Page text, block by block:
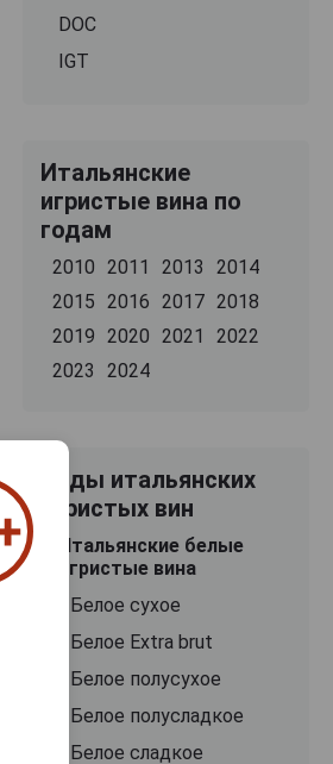
DOC
IGT
Итальянские
игристые вина по
годам
2010 2011 2013
2014
2015
2016 2017 2018
2019
2020 2021
2022
2023
2024
Виды итальянских
игристых вин
Итальянские белые
игристые вина
Белое сухое
Белое Extra brut
Белое полусухое
Белое полусладкое
Белое сладкое